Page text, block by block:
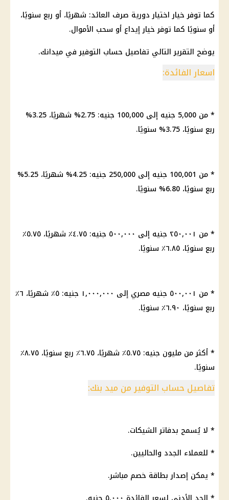
كما توفر خيار اختيار دورية صرف العائد: شهريًا، أو ربع سنويًا،
أو سنويًا كما توفر خيار إيداع أو سحب الأموال.
يوضح التقرير التالي تفاصيل حساب التوفير في ميدانك.
اسعار الفائدة:
* من 5,000 جنيه إلى 100,000 جنيه: 2.75% شهريًا، 3.25%
ربع سنويًا، 3.75% سنويًا.
* من 100,001 جنيه إلى 250,000 جنيه: 4.25% شهريًا، 5.25%
ربع سنويًا، 6.80% سنويًا.
* من ٢٥٠,٠٠١ جنيه إلى ٥٠٠,٠٠٠ جنيه: ٤.٧٥٪ شهريًا، ٥.٧٥٪
ربع سنويًا، ٦.٨٥٪ سنويًا.
* من ٥٠٠,٠٠١ جنيه مصري إلى ١,٠٠٠,٠٠٠ جنيه: ٥٪ شهريًا، ٦٪
ربع سنويًا، ٦.٩٠٪ سنويًا.
* أكثر من مليون جنيه: ٥.٧٥٪ شهريًا، ٦.٧٥٪ ربع سنويًا، ٨.٧٥٪
سنويًا.
تفاصيل حساب التوفير من ميد بنك:
* لا يُسمح بدفاتر الشيكات.
* للعملاء الجدد والحاليين.
* يمكن إصدار بطاقة خصم مباشر.